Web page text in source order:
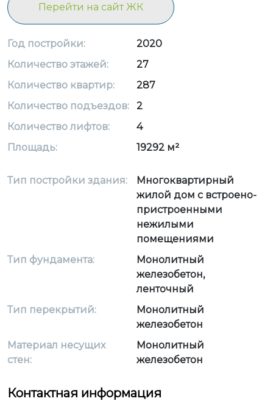
Перейти на сайт ЖК
Год постройки:
2020
Количество этажей:
27
Количество квартир:
287
Количество подъездов:
2
Количество лифтов:
4
Площадь:
19292 м²
Тип постройки здания:
Многоквартирный
жилой дом с встроено-
пристроенными
нежилыми
помещениями
Тип фундамента:
Монолитный
железобетон,
ленточный
Тип перекрытий:
Монолитный
железобетон
Материал несущих
стен:
Монолитный
железобетон
Контактная информация